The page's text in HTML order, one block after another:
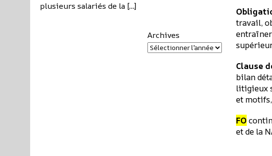
travail,
Clause
bilan
litigieux
et
FO
et de la
plusieurs salariés de la […]
Archives